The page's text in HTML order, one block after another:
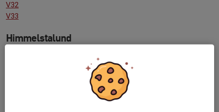
V32
V33
Himmelstalund
Information kring istider